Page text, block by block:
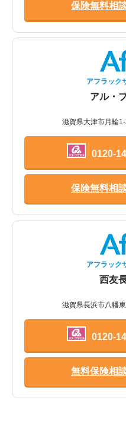
保険無料相
アフラック
アル・
滋賀県大津市月輪
0120-
保険無料相
アフラック
西友
滋賀県長浜市八幡
0120-
無料保険相